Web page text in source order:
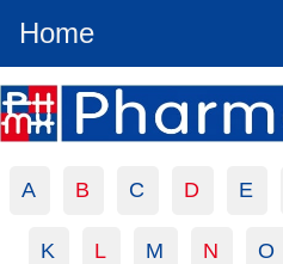
Home
A B C D E
K L M N O